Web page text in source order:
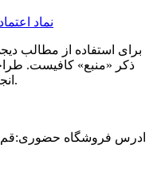
برای استفاده از مطالب
ذکر «منبع» کافیست.
انجام شده است.
ادرس فروشگاه حضوری:قم-